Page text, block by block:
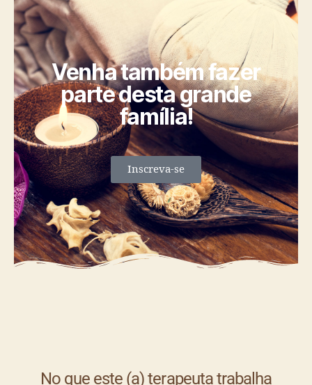
Venha também fazer
parte desta grande
família!
Inscreva-se
No que este (a) terapeuta trabalha